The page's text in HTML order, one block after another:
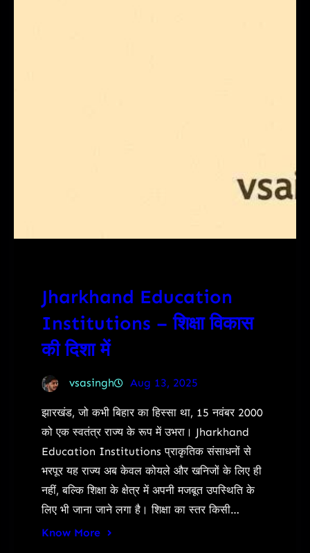
Jharkhand Education
Institutions – शिक्षा विकास
की दिशा में
vsasingh Aug 13, 2025
झारखंड, जो कभी बिहार का हिस्सा था, 15 नवंबर 2000
को एक स्वतंत्र राज्य के रूप में उभरा। Jharkhand
Education Institutions प्राकृतिक संसाधनों से
भरपूर यह राज्य अब केवल कोयले और खनिजों के लिए ही
नहीं, बल्कि शिक्षा के क्षेत्र में अपनी मजबूत उपस्थिति के
लिए भी जाना जाने लगा है। शिक्षा का स्तर किसी…
Know More